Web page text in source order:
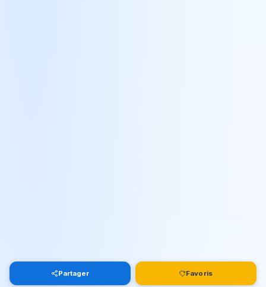
Partager Favoris